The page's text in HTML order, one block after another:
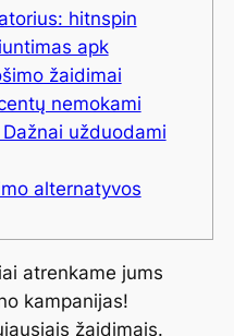
hitnspin
apk
žaidimai
nemokami
užduodami
alternatyvos
atrenkame jums
kampanijas!
žaidimais.